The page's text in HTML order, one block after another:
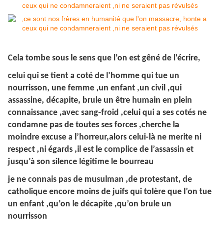
Cela tombe sous le sens que l’on est gêné de l’écrire,
celui qui se tient a coté de l’homme qui tue un
nourrisson, une femme ,un enfant ,un civil ,qui
assassine, décapite, brule un être humain en plein
connaissance ,avec sang-froid ,celui qui a ses cotés ne
condamne pas de toutes ses forces ,cherche la
moindre excuse a l’horreur,alors celui-là ne merite ni
respect ,ni égards ,il est le complice de l’assassin et
jusqu’à son silence légitime le bourreau
je ne connais pas de musulman ,de protestant, de
catholique encore moins de juifs qui tolère que l’on tue
un enfant ,qu’on le décapite ,qu’on brule un
nourrisson